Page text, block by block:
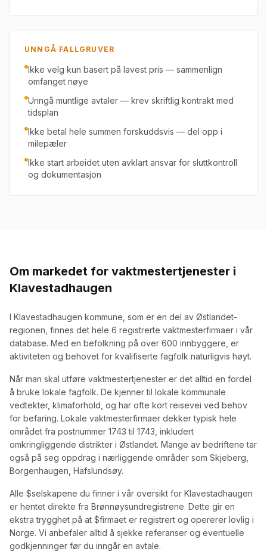
UNNGÅ FALLGRUVER
Ikke velg kun basert på lavest pris — sammenlign
omfanget nøye
Unngå muntlige avtaler — krev skriftlig kontrakt med
tidsplan
Ikke betal hele summen forskuddsvis — del opp i
milepæler
Ikke start arbeidet uten avklart ansvar for sluttkontroll
og dokumentasjon
Om markedet for vaktmestertjenester i
Klavestadhaugen
I Klavestadhaugen kommune, som er en del av Østlandet-
regionen, finnes det hele 6 registrerte vaktmesterfirmaer i vår
database. Med en befolkning på over 600 innbyggere, er
aktiviteten og behovet for kvalifiserte fagfolk naturligvis høyt.
Når man skal utføre vaktmestertjenester er det alltid en fordel
å bruke lokale fagfolk. De kjenner til lokale kommunale
vedtekter, klimaforhold, og har ofte kort reisevei ved behov
for befaring. Lokale vaktmesterfirmaer dekker typisk hele
området fra postnummer 1743 til 1743, inkludert
omkringliggende distrikter i Østlandet. Mange av bedriftene tar
også på seg oppdrag i nærliggende områder som Skjeberg,
Borgenhaugen, Hafslundsøy.
Alle $selskapene du finner i vår oversikt for Klavestadhaugen
er hentet direkte fra Brønnøysundregistrene. Dette gir en
ekstra trygghet på at $firmaet er registrert og opererer lovlig i
Norge. Vi anbefaler alltid å sjekke referanser og eventuelle
godkjenninger før du inngår en avtale.